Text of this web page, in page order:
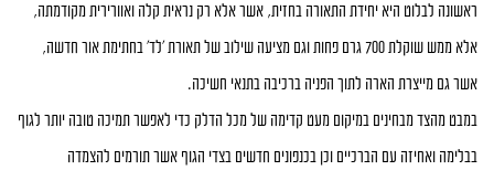
ראשונה לבלוט היא יחידת התאורה בחזית, אשר אלא רק נראית קלה ואוורירית מקודמתה,
אלא ממש שוקלת 700 גרם פחות וגם מציעה שילוב של תאורת 'לד' בחתימת אור חדשה,
אשר גם מייצרת הארה לתוך הפניה ברכיבה בתנאי חשיכה.
במבט מהצד מבחינים במיקום מעט קדימה של מכל הדלק כדי לאפשר תמיכה טובה יותר לגוף
בבלימה ואחיזה עם הברכיים וכן בכנפונים חדשים בצדי הגוף אשר תורמים להצמדה